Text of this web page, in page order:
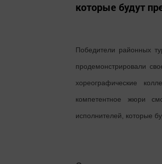
которые будут
Победители районных
продемонстрировали
хореографические
компетентное жюри
исполнителей, которые